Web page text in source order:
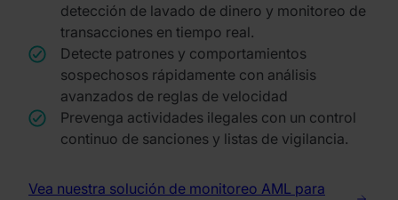
detección de lavado de dinero y monitoreo de
transacciones en tiempo real.
Detecte patrones y comportamientos
sospechosos rápidamente con análisis
avanzados de reglas de velocidad
Prevenga actividades ilegales con un control
continuo de sanciones y listas de vigilancia.
Vea nuestra solución de monitoreo AML para